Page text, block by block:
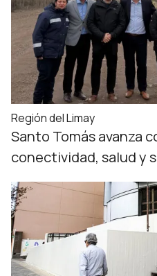
Región del Limay
Santo Tomás avanza
conectividad, salud y